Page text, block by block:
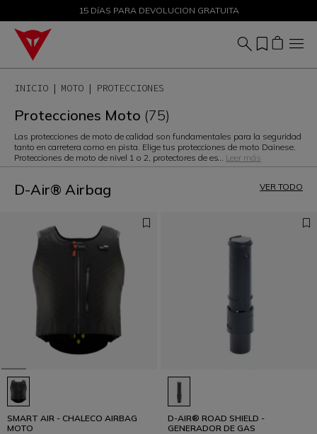
DESCUENTOS DE HASTA EL 50 % – ¡COMPRA AHORA
15 DíAS PARA DEVOLUCION GRATUITA
INICIO MOTO PROTECCIONES
Protecciones Moto (75)
Las protecciones de moto de calidad son fundamentales para la seguridad
tanto en carretera como en pista. Elige tus protecciones de moto Dainese.
Protecciones de moto de nivel 1 o 2, protectores de es... Leer más
D-Air® Airbag VER TODO
SMART AIR - CHALECO AIRBAG
MOTO
D-AIR® ROAD SHIELD -
GENERADOR DE GAS